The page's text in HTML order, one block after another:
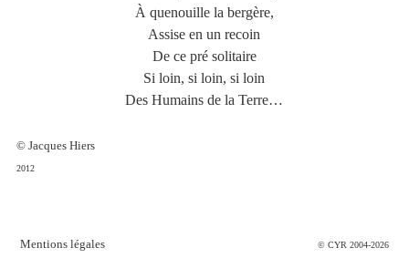
À quenouille la bergère,
Assise en un recoin
De ce pré solitaire
Si loin, si loin, si loin
Des Humains de la Terre…
© Jacques Hiers
2012
© CYR 2004-2026
Mentions légales